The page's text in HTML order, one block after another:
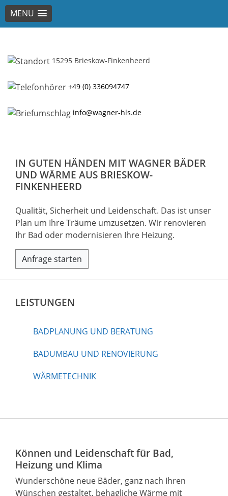
MENU
content
15295 Brieskow-Finkenheerd
+49 (0) 336094747
info@wagner-hls.de
IN GUTEN HÄNDEN MIT WAGNER BÄDER
UND WÄRME AUS BRIESKOW-
FINKENHEERD
Qualität, Sicherheit und Leidenschaft. Das ist unser
Plan um Ihre Träume umzusetzen. Wir renovieren
Ihr Bad oder modernisieren Ihre Heizung.
Anfrage starten
LEISTUNGEN
BADPLANUNG UND BERATUNG
BADUMBAU UND RENOVIERUNG
WÄRMETECHNIK
Können und Leidenschaft für Bad,
Heizung und Klima
Wunderschöne neue Bäder, ganz nach Ihren
Wünschen gestaltet, behagliche Wärme mit